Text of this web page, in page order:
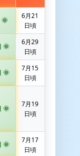
🌞
6月21
日頃
🌞
6月29
日頃
🌞
7月15
日頃
🌞
7月19
日頃
🌞
7月17
日頃